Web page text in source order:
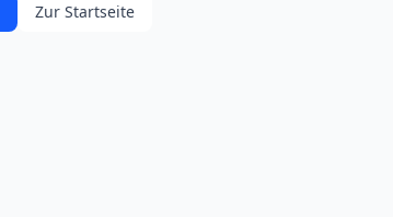
Zur Startseite